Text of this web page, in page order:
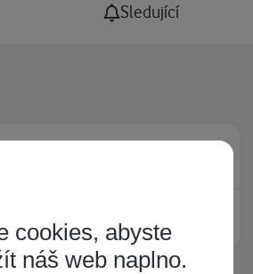
Sledující
si neprohlíží tuto stránku
cookies, abyste
náš web naplno.